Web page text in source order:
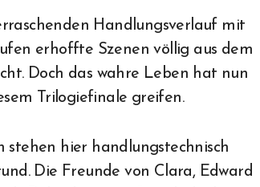
Handlungsverlauf mit
erhoffte Szenen völlig aus dem
Doch das wahre Leben hat nun
Trilogiefinale greifen.
stehen hier handlungstechnisch
Die Freunde von Clara, Edward